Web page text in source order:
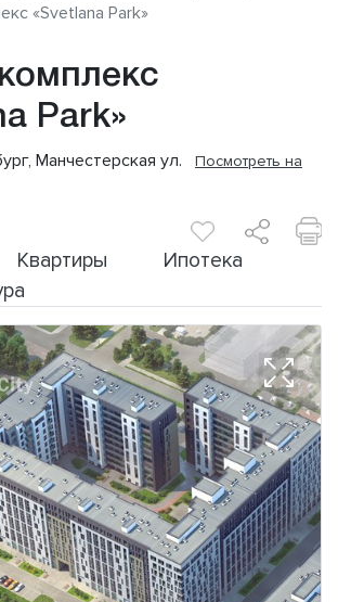
«Svetlana Park»
Park»
Манчестерская ул. Посмотреть на
Квартиры
Ипотека